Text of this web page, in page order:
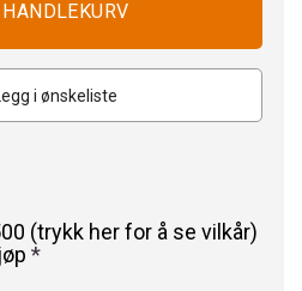
i ønskeliste
(trykk her for å se vilkår)
*